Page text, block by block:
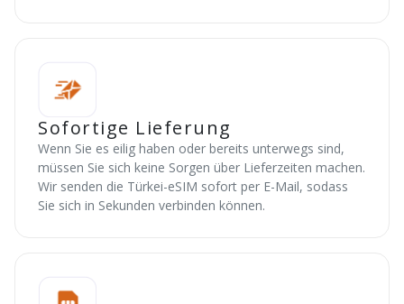
Sofortige Lieferung
Wenn Sie es eilig haben oder bereits unterwegs sind,
müssen Sie sich keine Sorgen über Lieferzeiten machen.
Wir senden die Türkei-eSIM sofort per E-Mail, sodass
Sie sich in Sekunden verbinden können.